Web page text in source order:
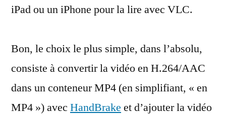
iPad ou un iPhone pour la lire avec VLC.
Bon, le choix le plus simple, dans l’absolu,
consiste à convertir la vidéo en H.264/AAC
dans un conteneur MP4 (en simplifiant, « en
MP4 ») avec HandBrake et d’ajouter la vidéo